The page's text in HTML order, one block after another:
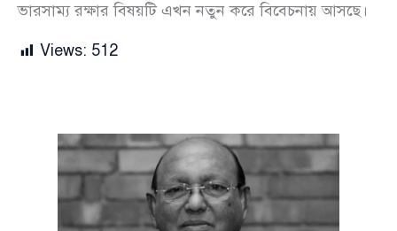
ভারসাম্য রক্ষার বিষয়টি এখন নতুন করে বিবেচনায় আসছে।
Views: 512